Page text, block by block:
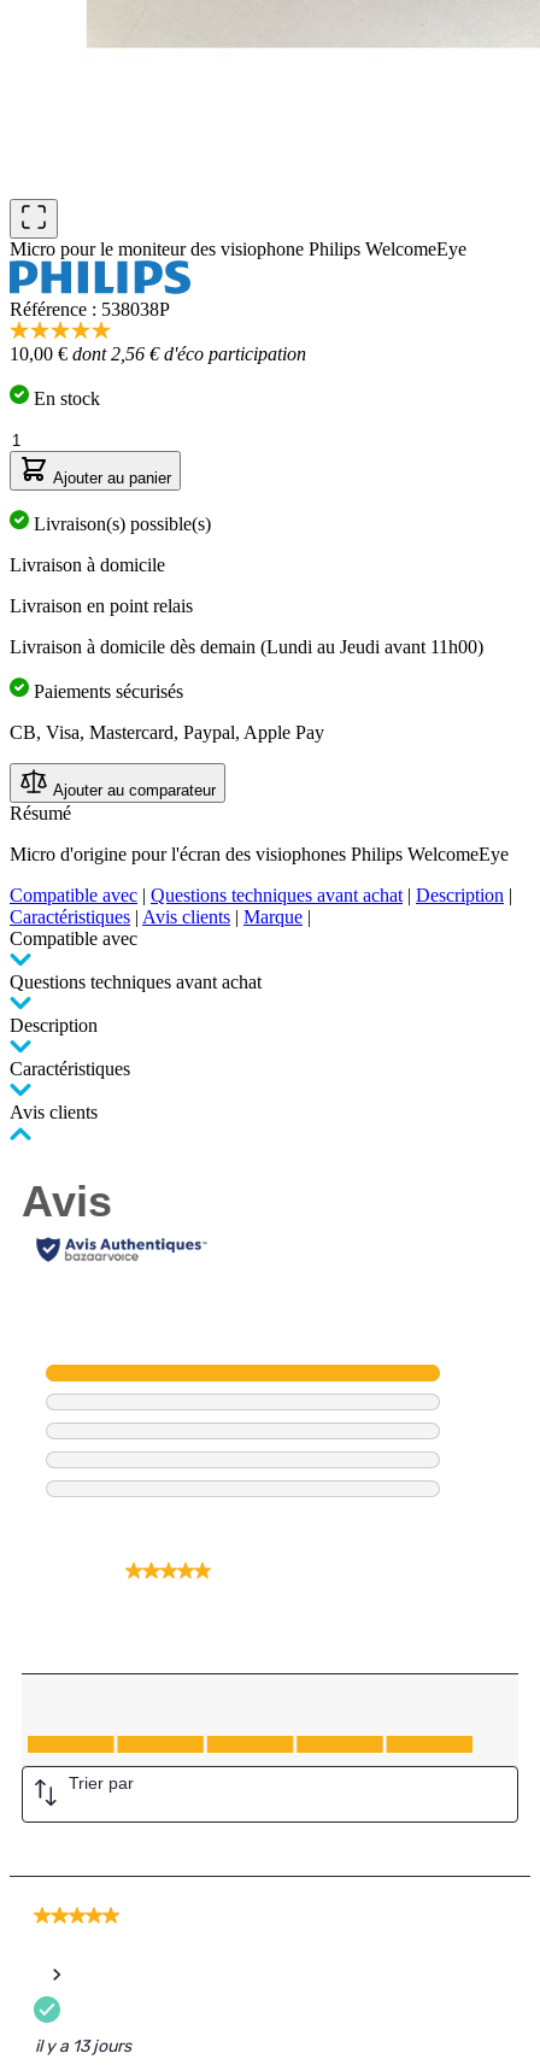
Micro pour le moniteur des visiophone Philips WelcomeEye
Référence : 538038P
5.0
étoiles
5,
de
la
note
moyenne.
Read
a
Lien
la
page.
10,00 € dont 2,56 € d'éco participation
En stock
Quantité
Ajouter au panier
Livraison(s) possible(s)
Livraison à domicile
Livraison en point relais
Livraison à domicile dès demain (Lundi au Jeudi avant 11h00)
Paiements sécurisés
CB, Visa, Mastercard, Paypal, Apple Pay
Ajouter au comparateur
Résumé
Micro d'origine pour l'écran des visiophones Philips WelcomeEye
Compatible avec | Questions techniques avant achat | Description |
Caractéristiques | Avis clients | Marque |
Compatible avec
Questions techniques avant achat
Description
Caractéristiques
Avis clients